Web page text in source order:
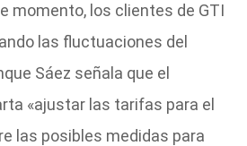
momento, los clientes de GTI
las fluctuaciones del
Sáez señala que el
«ajustar las tarifas para el
las posibles medidas para